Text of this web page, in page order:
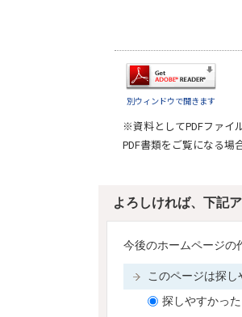
別ウィンドウで開きます
※資料としてPDFファイ
PDF書類をご覧になる場